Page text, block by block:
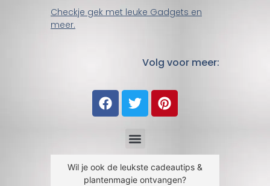
Checkje gek met leuke Gadgets en
meer.
Volg voor meer:
Wil je ook de leukste cadeautips &
plantenmagie ontvangen?